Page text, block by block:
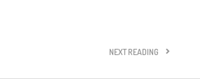
NEXT READING